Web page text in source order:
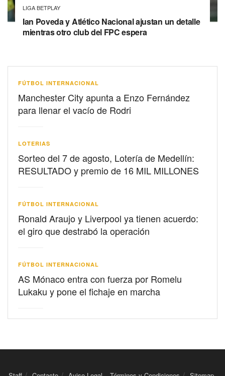
LIGA BETPLAY
Ian Poveda y Atlético Nacional ajustan un detalle
mientras otro club del FPC espera
FÚTBOL INTERNACIONAL
Manchester City apunta a Enzo Fernández
para llenar el vacío de Rodri
LOTERIAS
Sorteo del 7 de agosto, Lotería de Medellín:
RESULTADO y premio de 16 MIL MILLONES
FÚTBOL INTERNACIONAL
Ronald Araujo y Liverpool ya tienen acuerdo:
el giro que destrabó la operación
FÚTBOL INTERNACIONAL
AS Mónaco entra con fuerza por Romelu
Lukaku y pone el fichaje en marcha